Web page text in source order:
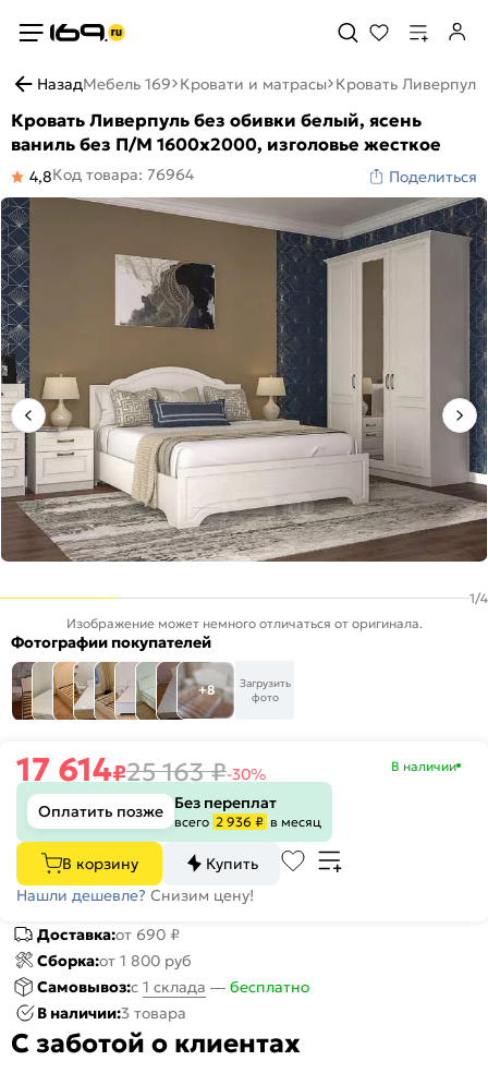
НазадМебель 169 Кровати и матрасы Кровать
Кровать Ливерпуль без обивки белый, ясень
ваниль без П/М 1600x2000, изголовье жесткое
4,8Код товара: 76964 Поделиться
1/4
Изображение может немного отличаться от оригинала.
Фотографии покупателей
+8
Загрузить
фото
17 614₽25 163₽-30% В наличии
Оплатить позже Без переплат
всего 2 936 ₽ в месяц
В корзину
Купить
Нашли дешевле? Снизим цену!
Доставка:от 690 ₽
Сборка:от 1 800 руб
Самовывоз:c 1 склада — бесплатно
В наличии:3 товара
С заботой о клиентах